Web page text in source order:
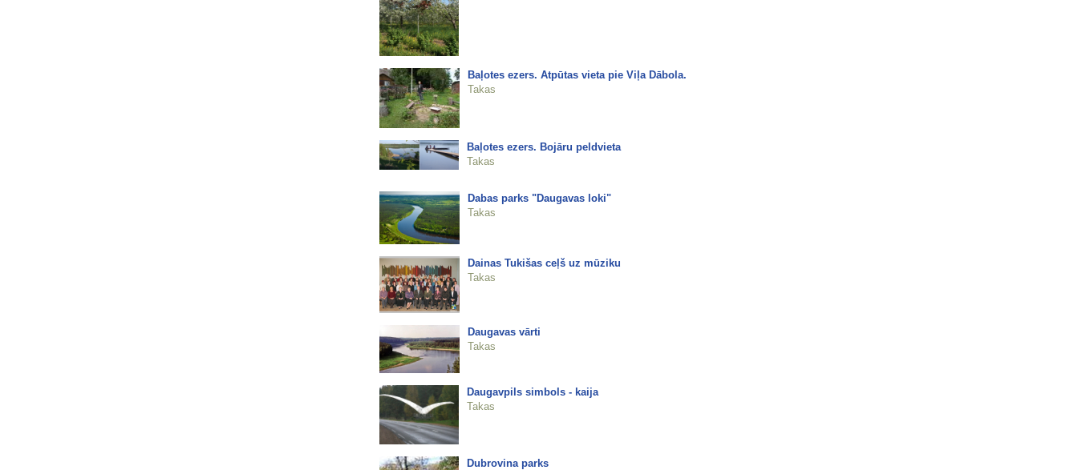
Baļotes ezers. Atpūtas vieta pie Viļa Dābola.
Takas
Baļotes ezers. Bojāru peldvieta
Takas
Dabas parks "Daugavas loki"
Takas
Dainas Tukišas ceļš uz mūziku
Takas
Daugavas vārti
Takas
Daugavpils simbols - kaija
Takas
Dubrovina parks